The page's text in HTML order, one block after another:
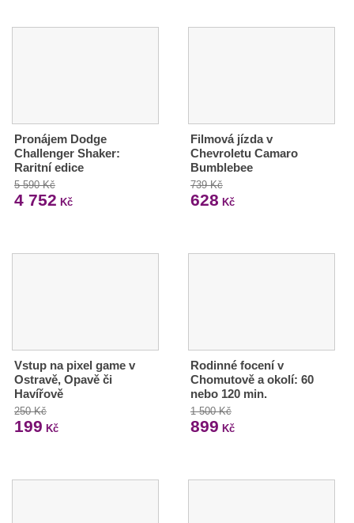
Pronájem Dodge
Challenger Shaker:
Raritní edice
5 590 Kč
4 752 Kč
Filmová jízda v
Chevroletu Camaro
Bumblebee
739 Kč
628 Kč
Vstup na pixel game v
Ostravě, Opavě či
Havířově
250 Kč
199 Kč
Rodinné focení v
Chomutově a okolí: 60
nebo 120 min.
1 500 Kč
899 Kč